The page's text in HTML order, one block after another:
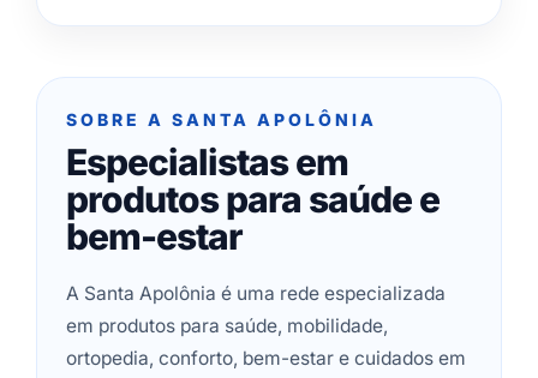
SOBRE A SANTA APOLÔNIA
Especialistas em
produtos para saúde e
bem-estar
A Santa Apolônia é uma rede especializada
em produtos para saúde, mobilidade,
ortopedia, conforto, bem-estar e cuidados em